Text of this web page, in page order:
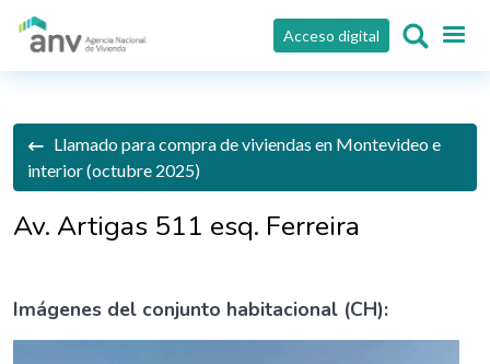
Pasar al contenido principal
Acceso digital
Llamado para compra de viviendas en Montevideo e
interior (octubre 2025)
Av. Artigas 511 esq. Ferreira
Imágenes del conjunto habitacional (CH):